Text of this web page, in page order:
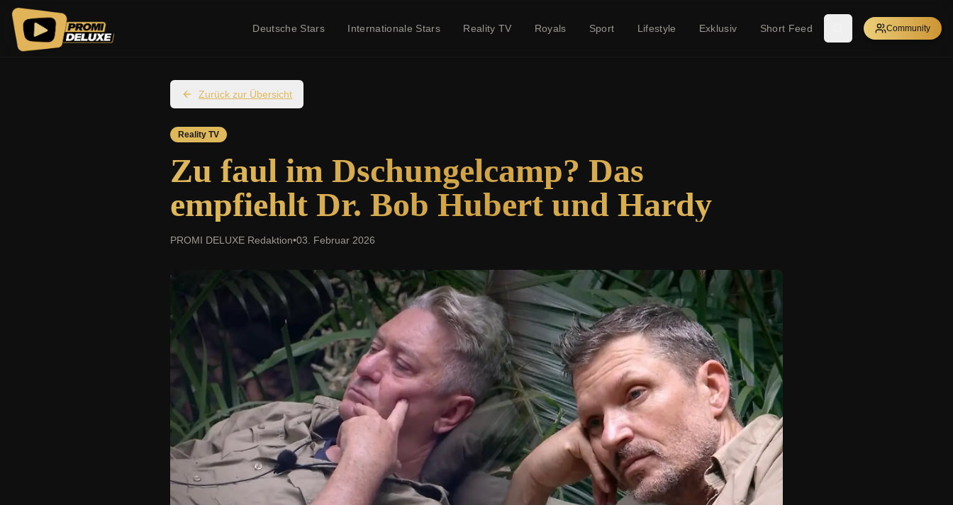
Deutsche Stars Internationale Stars Reality TV Royals Sport Lifestyle Exklusiv Short Feed Community
Zurück zur Übersicht
Reality TV
Zu faul im Dschungelcamp? Das
empfiehlt Dr. Bob Hubert und Hardy
PROMI DELUXE Redaktion•03. Februar 2026